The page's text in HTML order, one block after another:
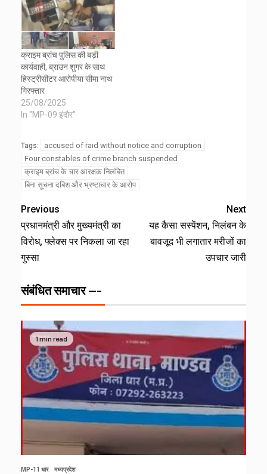
क्राइम ब्रांच पुलिस की बड़ी
कार्यवाही, ब्राउन शुगर के साथ
हिस्ट्रीसीटर आरोपीया सीमा नाथ
गिरफ्तार
25/08/2025
In "MP-09 इंदौर"
Tags:
accused of raid without notice and corruption
Four constables of crime branch suspended
क्राइम ब्रांच के चार आरक्षक निलंबित
बिना सूचना दबिश और भ्रष्टाचार के आरोप
Previous
प्रधानमंत्री और मुख्यमंत्री का
विरोध, फ्लेक्स पर निकला जा रहा
गुस्सा
Next
यह कैसा सस्पेंशन, निलंबन के
बावजूद भी लगातार मरीजों का
उपचार जारी
संबंधित समाचार ---
1 min read
MP-11 धार मध्यप्रदेश